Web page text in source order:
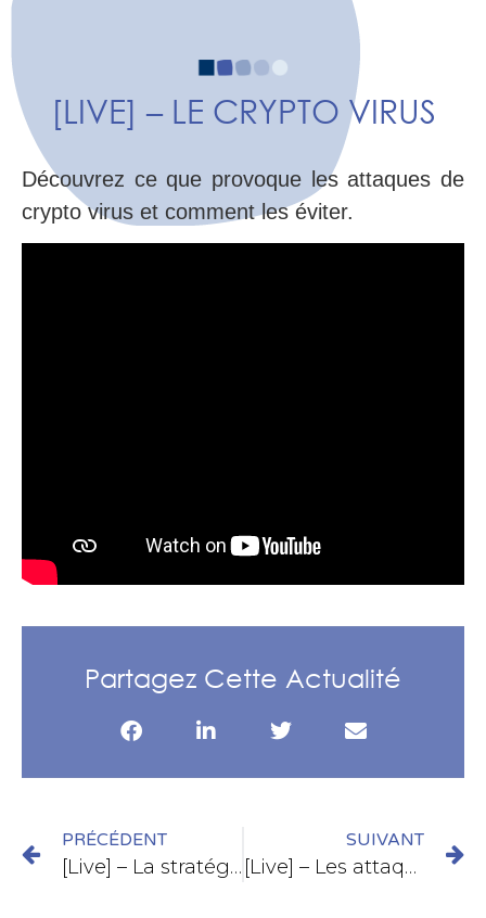
[LIVE] – LE CRYPTO VIRUS
Découvrez ce que provoque les attaques de
crypto virus et comment les éviter.
Partagez Cette Actualité
PRÉCÉDENT
[Live] – La stratégie de protection globale des données
SUIVANT
[Live] – Les attaques de ransomware